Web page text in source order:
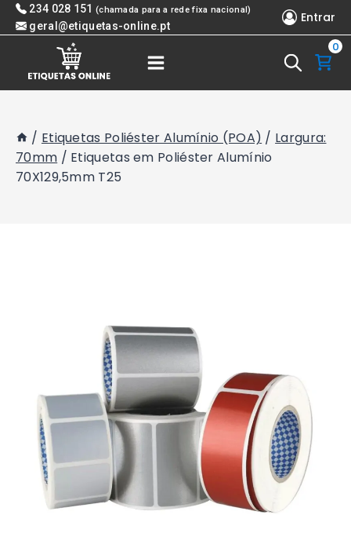
Skip 234 028 151 (chamada para a rede fixa nacional)
geral@etiquetas-online.pt
Entrar
0
/ Etiquetas Poliéster Alumínio (POA) / Largura:
70mm / Etiquetas em Poliéster Alumínio
70X129,5mm T25